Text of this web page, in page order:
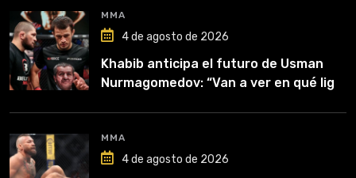
MMA
4 de agosto de 2026
Khabib anticipa el futuro de Usman
Nurmagomedov: “Van a ver en qué liga
MMA
4 de agosto de 2026